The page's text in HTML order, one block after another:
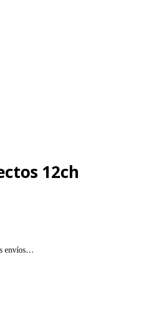
12ch
envíos…